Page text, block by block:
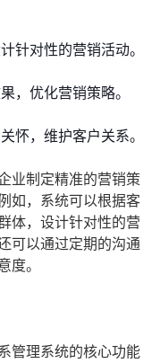
针对性的营销活动。
，优化营销策略。
怀，维护客户关系。
业制定精准的营销策
如，系统可以根据客
体，设计针对性的营
可以通过定期的沟通
度。
管理系统的核心功能